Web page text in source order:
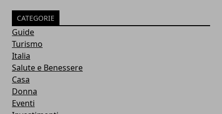
CATEGORIE
Guide
Turismo
Italia
Salute e Benessere
Casa
Donna
Eventi